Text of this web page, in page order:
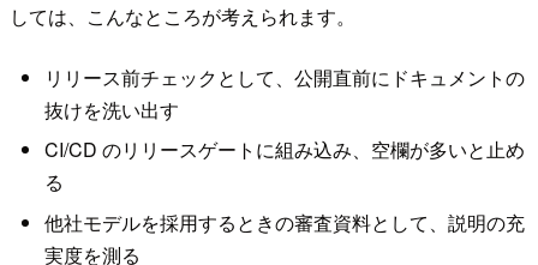
しては、こんなところが考えられます。
リリース前チェックとして、公開直前にドキュメントの
抜けを洗い出す
CI/CD のリリースゲートに組み込み、空欄が多いと止め
る
他社モデルを採用するときの審査資料として、説明の充
実度を測る